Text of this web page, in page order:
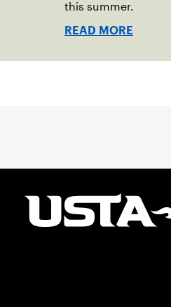
this summer.
READ MORE